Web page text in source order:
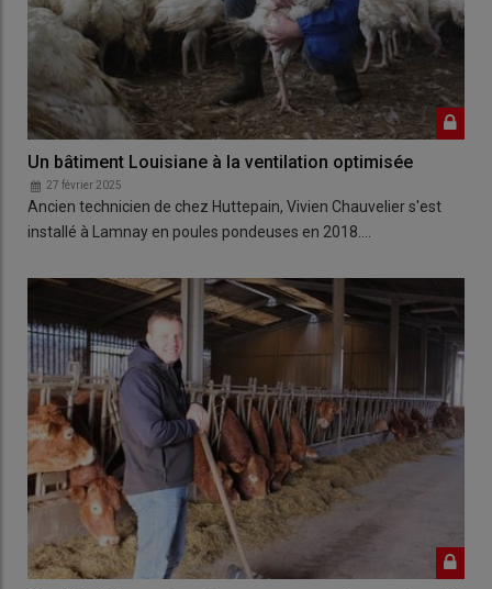
Un bâtiment Louisiane à la ventilation optimisée
27 février 2025
Ancien technicien de chez Huttepain, Vivien Chauvelier s'est
installé à Lamnay en poules pondeuses en 2018.…